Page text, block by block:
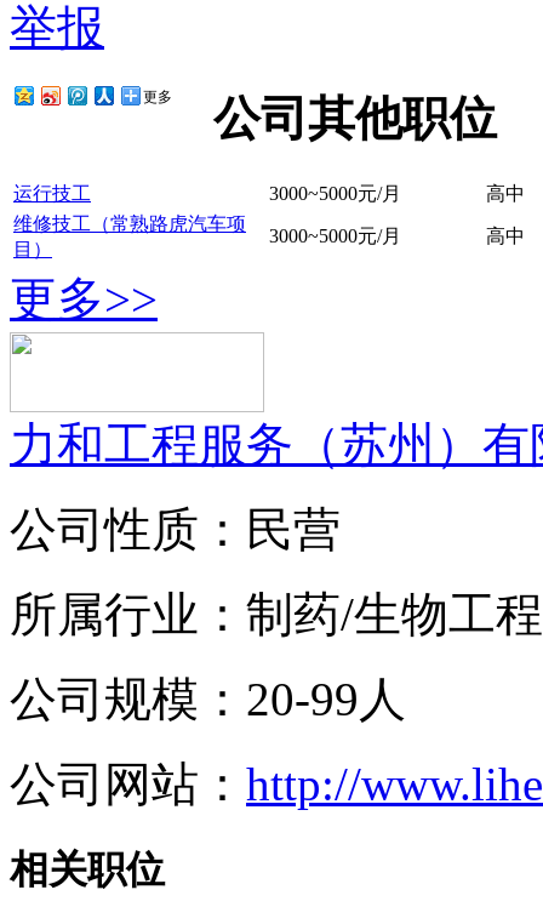
举报
更多 公司其他职位
运行技工 3000~5000元/月
高中
维修技工（常熟路虎汽车项
目）
3000~5000元/月 高中
更多>>
力和工程服务（苏州）
公司性质：民营
所属行业：制药/生物工程
公司规模：20-99人
公司网站： http://
相关职位